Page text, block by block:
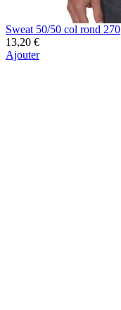
Sweat 50/50 col rond 270
13,20 €
Ajouter